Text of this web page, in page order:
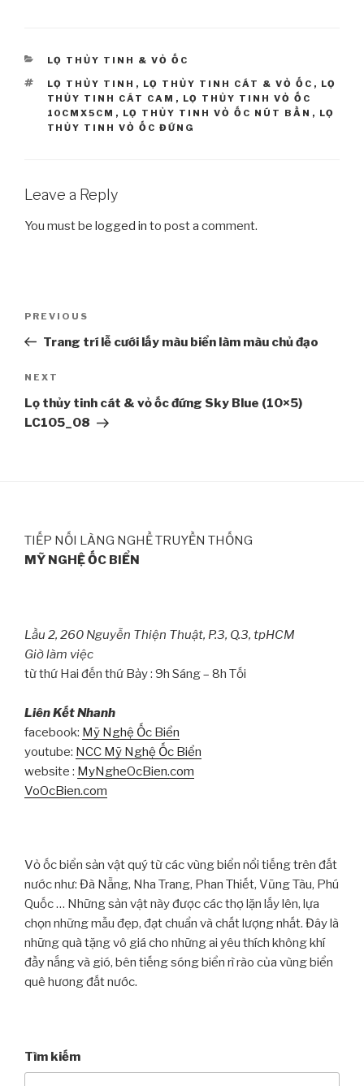
CATEGORIES
LỌ THỦY TINH & VỎ ỐC
TAGS
LỌ THỦY TINH , LỌ THỦY TINH CÁT & VỎ ỐC , LỌ
THỦY TINH CÁT CAM , LỌ THỦY TINH VỎ ỐC
10CMX5CM , LỌ THỦY TINH VỎ ỐC NÚT BẦN , LỌ
THỦY TINH VỎ ỐC ĐỨNG
Leave a Reply
You must be logged in to post a comment.
Post
Previous
Post
PREVIOUS
Trang trí lễ cưới lấy màu biển làm màu chủ đạo
Next
Post
NEXT
Lọ thủy tinh cát & vỏ ốc đứng Sky Blue (10×5)
LC105_08
TIẾP NỐI LÀNG NGHỀ TRUYỀN THỐNG
MỸ NGHỆ ỐC BIỂN
Lầu 2, 260 Nguyễn Thiện Thuật, P.3, Q.3, tpHCM
Giờ làm việc
từ thứ Hai đến thứ Bảy : 9h Sáng – 8h Tối
Liên Kết Nhanh
facebook: Mỹ Nghệ Ốc Biển
youtube: NCC Mỹ Nghệ Ốc Biển
website : MyNgheOcBien.com
VoOcBien.com
Vỏ ốc biển sản vật quý từ các vùng biển nổi tiếng trên đất
nước như: Đà Nẵng, Nha Trang, Phan Thiết, Vũng Tàu, Phú
Quốc … Những sản vật này được các thợ lặn lấy lên, lựa
chọn những mẫu đẹp, đạt chuẩn và chất lượng nhất. Đây là
những quà tặng vô giá cho những ai yêu thích không khí
đầy nắng và gió, bên tiếng sóng biển rì rào của vùng biển
quê hương đất nước.
Tìm kiếm